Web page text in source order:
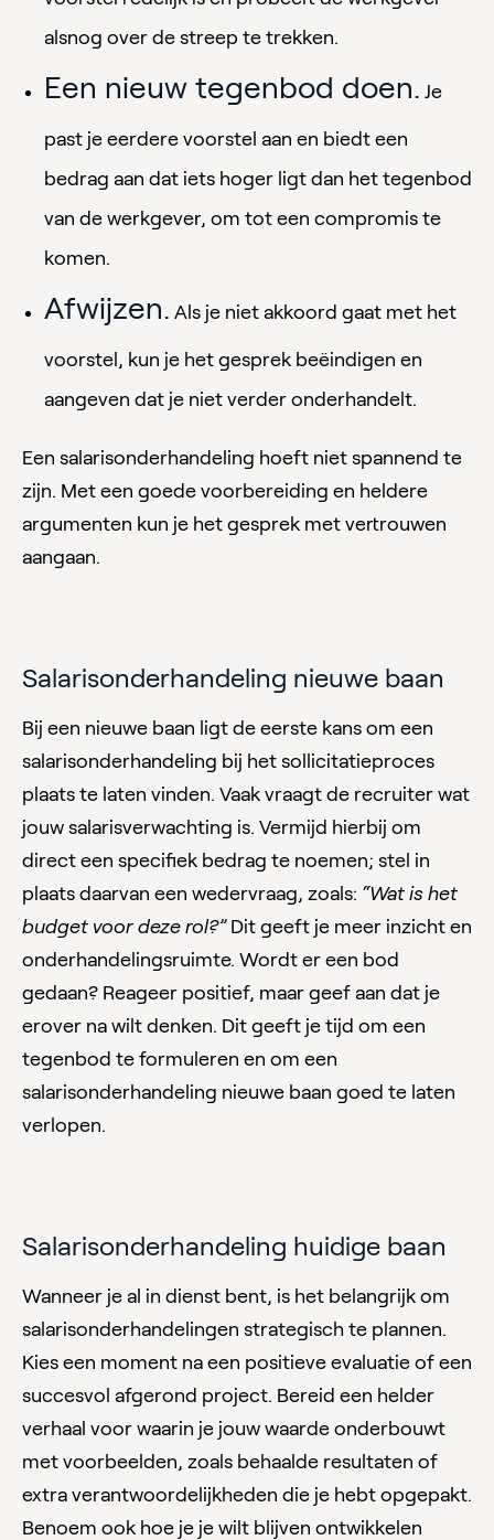
alsnog over de streep te trekken.
Een nieuw tegenbod doen. Je
past je eerdere voorstel aan en biedt een
bedrag aan dat iets hoger ligt dan het tegenbod
van de werkgever, om tot een compromis te
komen.
Afwijzen. Als je niet akkoord gaat met het
voorstel, kun je het gesprek beëindigen en
aangeven dat je niet verder onderhandelt.
Een salarisonderhandeling hoeft niet spannend te
zijn. Met een goede voorbereiding en heldere
argumenten kun je het gesprek met vertrouwen
aangaan.
Salarisonderhandeling nieuwe baan
Bij een nieuwe baan ligt de eerste kans om een
salarisonderhandeling bij het sollicitatieproces
plaats te laten vinden. Vaak vraagt de recruiter wat
jouw salarisverwachting is. Vermijd hierbij om
direct een specifiek bedrag te noemen; stel in
plaats daarvan een wedervraag, zoals: “Wat is het
budget voor deze rol?”Dit geeft je meer inzicht en
onderhandelingsruimte. Wordt er een bod
gedaan? Reageer positief, maar geef aan dat je
erover na wilt denken. Dit geeft je tijd om een
tegenbod te formuleren en om een
salarisonderhandeling nieuwe baan goed te laten
verlopen.
Salarisonderhandeling huidige baan
Wanneer je al in dienst bent, is het belangrijk om
salarisonderhandelingen strategisch te plannen.
Kies een moment na een positieve evaluatie of een
succesvol afgerond project. Bereid een helder
verhaal voor waarin je jouw waarde onderbouwt
met voorbeelden, zoals behaalde resultaten of
extra verantwoordelijkheden die je hebt opgepakt.
Benoem ook hoe je je wilt blijven ontwikkelen